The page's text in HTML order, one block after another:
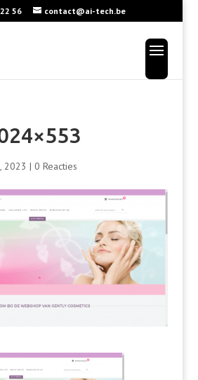
56 contact@ai-tech.be
2023 | 0 Reacties